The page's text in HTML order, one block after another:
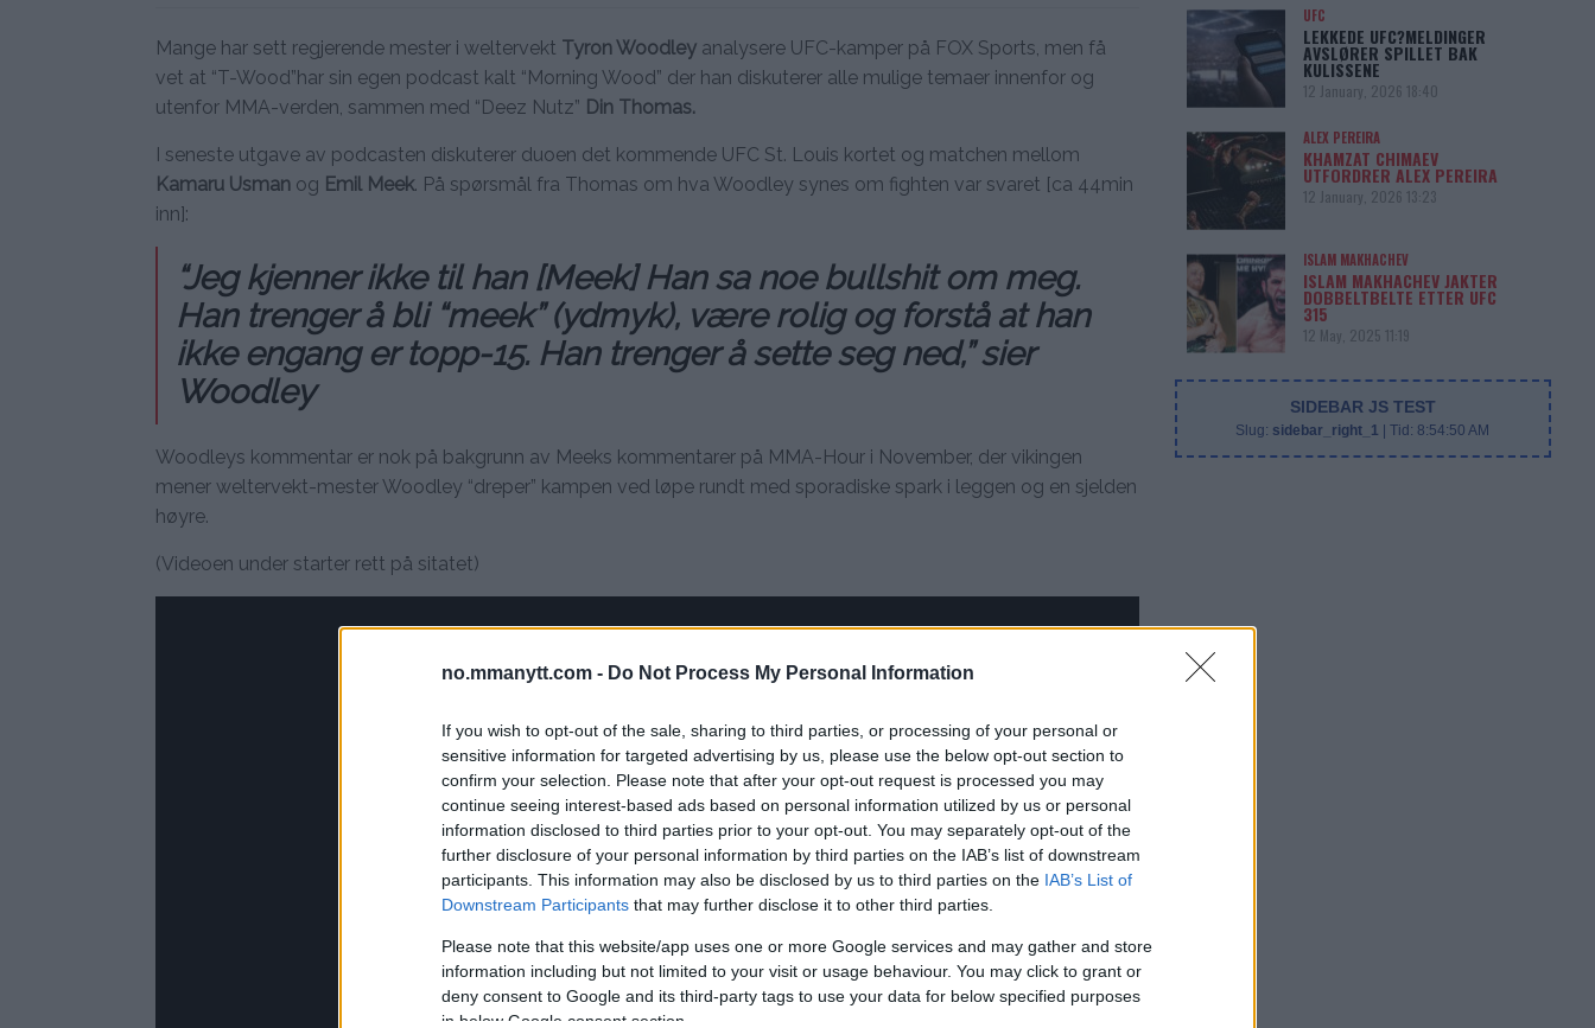
no.mmanytt.com - Do Not Process My Personal Information
If you wish to opt-out of the sale, sharing to third parties, or processing of your personal or
sensitive information for targeted advertising by us, please use the below opt-out section to
confirm your selection. Please note that after your opt-out request is processed you may
continue seeing interest-based ads based on personal information utilized by us or personal
information disclosed to third parties prior to your opt-out. You may separately opt-out of the
further disclosure of your personal information by third parties on the IAB’s list of downstream
participants. This information may also be disclosed by us to third parties on the IAB’s List of
Downstream Participants that may further disclose it to other third parties.
Please note that this website/app uses one or more Google services and may gather and store
information including but not limited to your visit or usage behaviour. You may click to grant or
deny consent to Google and its third-party tags to use your data for below specified purposes
in below Google consent section.
Mange har sett regjerende mester i weltervekt Tyron Woodley analysere UFC-kamper på FOX Sports, men få
vet at “T-Wood”har sin egen podcast kalt “Morning Wood” der han diskuterer alle mulige temaer innenfor og
utenfor MMA-verden, sammen med “Deez Nutz” Din Thomas.
I seneste utgave av podcasten diskuterer duoen det kommende UFC St. Louis kortet og matchen mellom
Kamaru Usman og Emil Meek. På spørsmål fra Thomas om hva Woodley synes om fighten var svaret [ca 44min
inn]:
“Jeg kjenner ikke til han [Meek] Han sa noe bullshit om meg.
Han trenger å bli “meek” (ydmyk), være rolig og forstå at han
ikke engang er topp-15. Han trenger å sette seg ned,” sier
Woodley
Woodleys kommentar er nok på bakgrunn av Meeks kommentarer på MMA-Hour i November, der vikingen
mener weltervekt-mester Woodley “dreper” kampen ved løpe rundt med sporadiske spark i leggen og en sjelden
høyre.
(Videoen under starter rett på sitatet)
UFC
LEKKEDE UFC?MELDINGER
AVSLØRER SPILLET BAK
KULISSENE
12 January, 2026 18:40
ALEX PEREIRA
KHAMZAT CHIMAEV
UTFORDRER ALEX PEREIRA
12 January, 2026 13:23
ISLAM MAKHACHEV
ISLAM MAKHACHEV JAKTER
DOBBELTBELTE ETTER UFC
315
12 May, 2025 11:19
SIDEBAR JS TEST
Slug: sidebar_right_1 | Tid: 8:54:50 AM